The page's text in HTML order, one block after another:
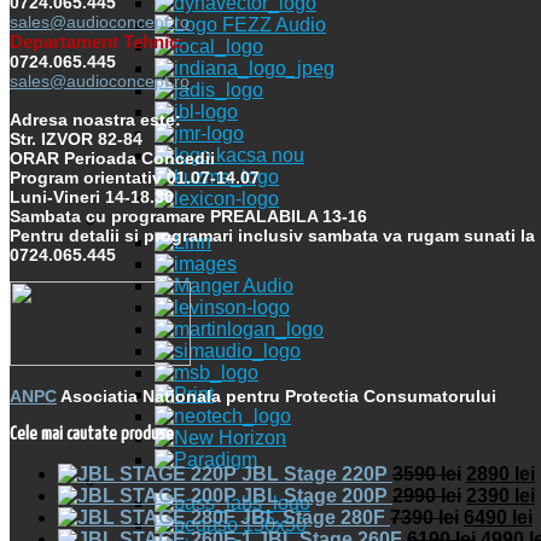
sales@audioconcept.ro
Departament Tehnic:
0724.065.445
sales@audioconcept.ro
Adresa noastra este:
Str. IZVOR 82-84
ORAR Perioada Concedii
Program orientativ 01.07-14.07
Luni-Vineri 14-18.30
Sambata cu programare PREALABILA 13-16
Pentru detalii si programari inclusiv sambata va rugam sunati la
0724.065.445
ANPCAsociatia Nationala pentru Protectia Consumatorului
Cele mai cautate produse
JBL Stage 220P 3590lei 2890 lei
JBL Stage 200P 2990lei 2390 lei
JBL Stage 280F 7390lei 6490 lei